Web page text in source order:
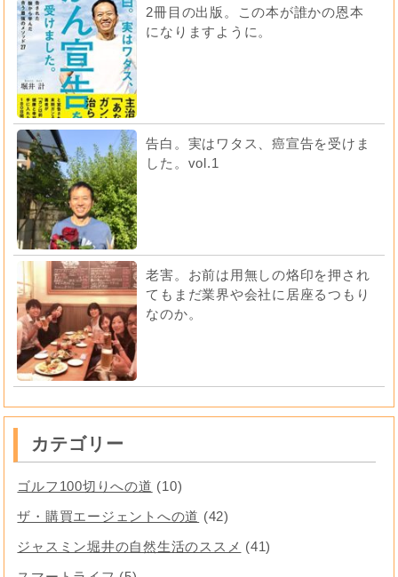
2冊目の出版。この本が誰かの恩本
になりますように。
告白。実はワタス、癌宣告を受けま
した。vol.1
老害。お前は用無しの烙印を押され
てもまだ業界や会社に居座るつもり
なのか。
カテゴリー
ゴルフ100切りへの道 (10)
ザ・購買エージェントへの道 (42)
ジャスミン堀井の自然生活のススメ (41)